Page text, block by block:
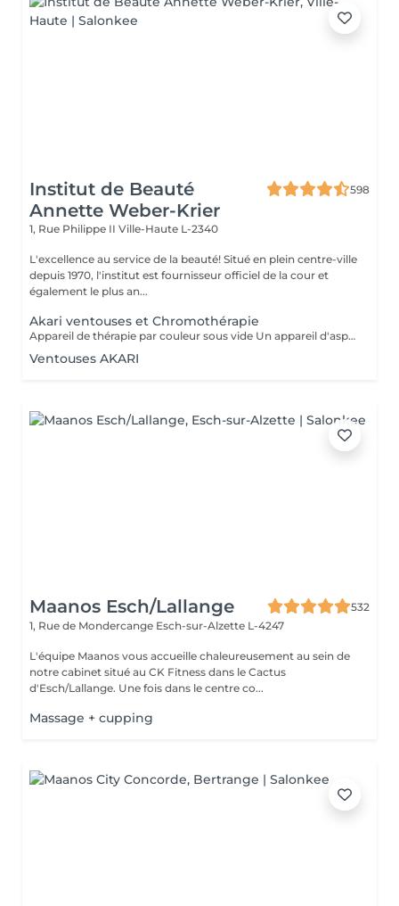
Institut de Beauté
Annette Weber-Krier
598
1, Rue Philippe II Ville-Haute L-2340
L'excellence au service de la beauté! Situé en plein centre-ville
depuis 1970, l'institut est fournisseur officiel de la cour et
également le plus an...
Akari ventouses et Chromothérapie
Appareil de thérapie par couleur sous vide Un appareil d'aspiration - complété avec 21 couleurs (barre de couleurs Akari). APPLICATIONS En cosmétique, en massage, en physiothérapie et dans le domaine médical. AVANTAGE En raison du vide, de la levée sans pression, la circulation sanguine et la lymphe sont stimulées. Ce vide est constant, finement contrôlé et réglable. Il a un train doux. Cela signifie qu'il peut également être utilisé sur les zones les plus sensibles - cicatrices, contour des yeux, lèvres, zones douloureuses ... APPLICATIONS POSSIBLES EN COSMÉTIQUE, Pour resserrer et affiner le visage (rides autour des yeux et des lèvres), cou et décolleté les bras supérieurs , ventre , hanche , cellulite DANS LE MASSAGE, drainage , réflexologie , tissu conjonctif, le drainage lymphatique , compensation des méridiens , dans les blessures sportives Pour le post-traitement des opérations faciales Possibilité d'utiliser une pyramide de cristal de roche pour faire des stimulations de couleur.
Ventouses AKARI
Maanos Esch/Lallange
532
1, Rue de Mondercange Esch-sur-Alzette L-4247
L'équipe Maanos vous accueille chaleureusement au sein de
notre cabinet situé au CK Fitness dans le Cactus
d'Esch/Lallange. Une fois dans le centre co...
Massage + cupping